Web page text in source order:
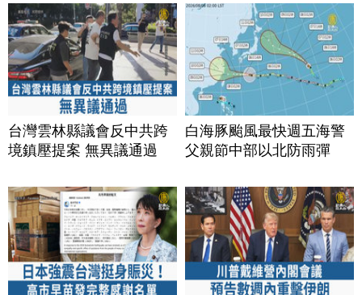
台灣雲林縣議會反中共跨
境鎮壓提案 無異議通過
白海豚颱風最快週五海警
父親節中部以北防雨彈